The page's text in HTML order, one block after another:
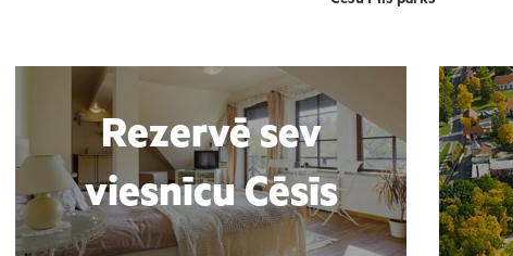
Rezervē sev
viesnīcu Cēsīs